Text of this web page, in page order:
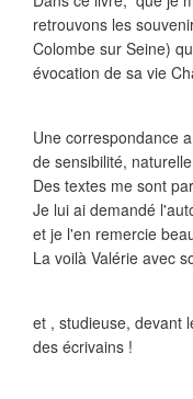
retrouvons les
Colombe sur Seine)
évocation de sa vie
Une correspondance
de sensibilité,
Des textes me sont
Je lui ai demandé
et je l'en remercie
La voilà Valérie avec
et , studieuse, devant
des écrivains !